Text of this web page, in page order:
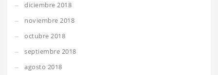
diciembre 2018
noviembre 2018
octubre 2018
septiembre 2018
agosto 2018